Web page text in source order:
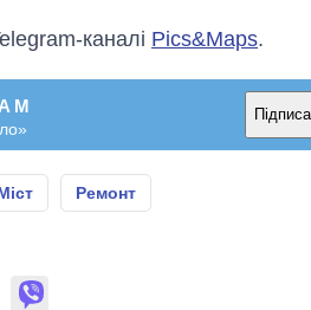
каналі Pics&Maps.
Ремонт